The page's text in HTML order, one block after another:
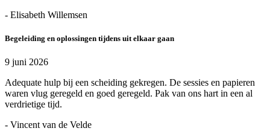
- Elisabeth Willemsen
Begeleiding en oplossingen tijdens uit elkaar gaan
9 juni 2026
Adequate hulp bij een scheiding gekregen. De sessies en papieren
waren vlug geregeld en goed geregeld. Pak van ons hart in een al
verdrietige tijd.
- Vincent van de Velde